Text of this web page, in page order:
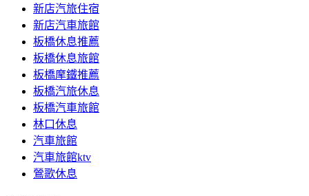
新店汽旅住宿
新店汽車旅館
板橋休息推薦
板橋休息旅館
板橋摩鐵推薦
板橋汽旅休息
板橋汽車旅館
林口休息
汽車旅館
汽車旅館ktv
鶯歌休息